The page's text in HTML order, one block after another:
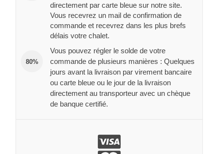
directement par carte bleue sur notre site.
Vous recevrez un mail de confirmation de
commande et recevrez dans les plus brefs
délais votre chalet.
80%
Vous pouvez régler le solde de votre
commande de plusieurs manières : Quelques
jours avant la livraison par virement bancaire
ou carte bleue ou le jour de la livraison
directement au transporteur avec un chèque
de banque certifié.